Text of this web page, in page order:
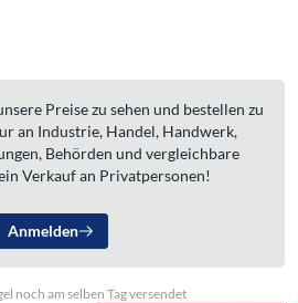
Preise zu sehen und bestellen zu
an Industrie, Handel, Handwerk,
Behörden und vergleichbare
Verkauf an Privatpersonen!
Anmelden
noch am selben Tag versendet